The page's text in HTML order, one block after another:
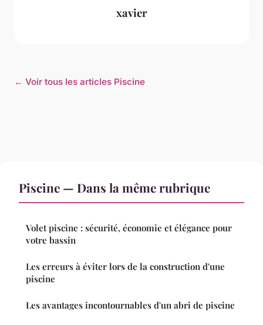
xavier
← Voir tous les articles Piscine
Piscine — Dans la même rubrique
Volet piscine : sécurité, économie et élégance pour
votre bassin
Les erreurs à éviter lors de la construction d'une
piscine
Les avantages incontournables d'un abri de piscine